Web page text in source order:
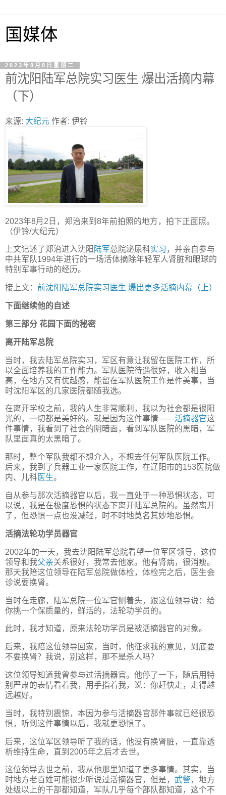
国媒体
2023年8月8日星期二
前沈阳陆军总院实习医生 爆出活摘内幕
（下）
来源: 大纪元 作者: 伊铃
2023年8月2日，郑治来到8年前拍照的地方，拍下正面照。
（伊铃/大纪元）
上文记述了郑治进入沈阳 陆军总院泌尿科实习 ，并亲自参与
中共军队1994年进行的一场活体摘除年轻军人肾脏和眼球的
特别军事行动的经历。
接上文： 前沈阳陆军总院实习医生 爆出更多活摘内幕（上）
下面继续他的自述
第三部分 花园下面的秘密
离开陆军总院
当时，我去陆军总院实习，军区有意让我留在医院工作，所
以全面培养我的工作能力。军队医院待遇很好，收入相当
高，在地方又有优越感，能留在军队医院工作是件美事，当
时沈阳军区的几家医院都随我选。
在离开学校之前，我的人生非常顺利，我以为社会都是很阳
光的，一切都是美好的。就是因为这件事情——活摘器官这
件事情，我看到了社会的阴暗面，看到军队医院的黑暗，军
队里面真的太黑暗了。
那时，整个军队我都不想介入，不想去任何军队医院工作。
后来，我到了兵器工业一家医院工作，在辽阳市的153医院做
内、儿科医生。
自从参与那次活摘器官以后，我一直处于一种恐惧状态，可
以说，我是在极度恐惧的状态下离开陆军总院的。虽然离开
了，但恐惧一点也没减轻，时不时地莫名其妙地恐惧。
活摘法轮功学员器官
2002年的一天，我去沈阳陆军总院看望一位军区领导，这位
领导和我父亲关系很好，我常去他家。他有肾病，很消瘦。
那天我陪这位领导在陆军总院做体检，体检完之后，医生会
诊说要换肾。
当时在走廊，陆军总院一位军官侧着头，跟这位领导说：给
你挑一个保质量的，鲜活的，法轮功学员的。
此时，我才知道，原来法轮功学员是被活摘器官的对象。
后来，我陪这位领导回家，当时，他征求我的意见，到底要
不要换肾？我说，别这样，那不是杀人吗？
这位领导知道我曾参与过活摘器官。他停了一下，随后用特
别严肃的表情看着我，用手指着我，说：你赶快走，走得越
远越好。
当时，我特别震惊，本因为参与活摘器官那件事就已经很恐
惧，听到这件事情以后，我就更恐惧了。
后来，这位军区领导听了我的话，他没有换肾脏，一直靠透
析维持生命，直到2005年之后才去世。
这位领导去世之前，我从他那里知道了更多事情。其实，当
时地方老百姓可能很少听说过活摘器官，但是， 武警，地方
处级以上的干部都知道，军队几乎每个部队都知道，这个不